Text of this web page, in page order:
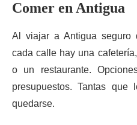
Comer en Antigua
Al viajar a Antigua seguro
cada calle hay una
o un restaurante.
presupuestos. Tantas que
quedarse.